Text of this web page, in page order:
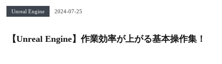
Unreal Engine 2024-07-25
【Unreal Engine】作業効率が上がる基本操作集！